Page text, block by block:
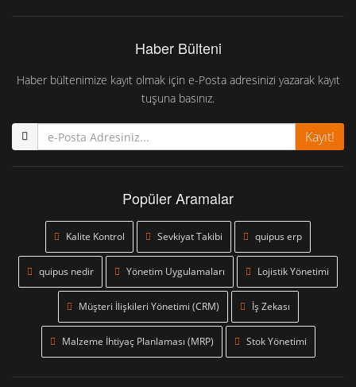
Haber Bülteni
Haber bültenimize kayıt olmak için e-Posta adresinizi yazarak kayıt
tuşuna basınız.
Kayıt!
Popüler Aramalar
Kalite Kontrol Sevkiyat Takibi quipus erp
quipus nedir Yönetim Uygulamaları Lojistik Yönetimi
Müşteri İlişkileri Yönetimi (CRM) İş Zekası
Malzeme İhtiyaç Planlaması (MRP) Stok Yönetimi